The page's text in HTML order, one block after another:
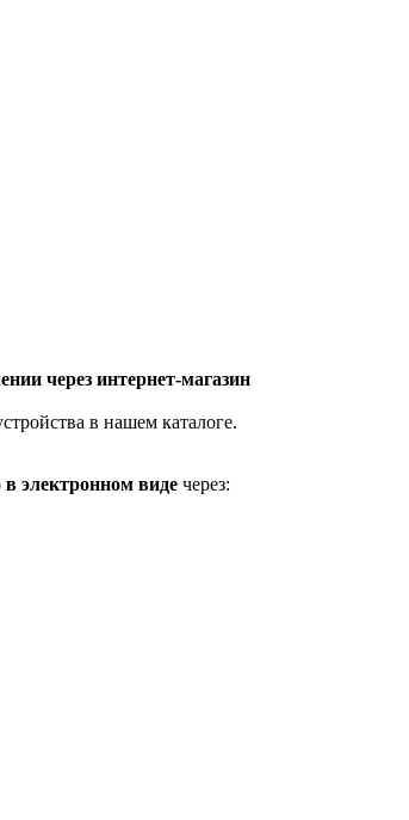
через интернет-магазин
в нашем каталоге.
в электронном виде через: